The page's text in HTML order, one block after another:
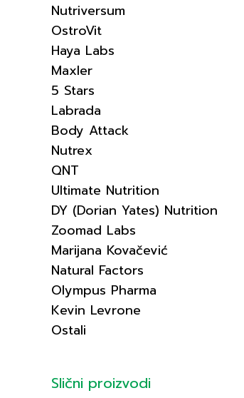
Nutriversum
OstroVit
Haya Labs
Maxler
5 Stars
Labrada
Body Attack
Nutrex
QNT
Ultimate Nutrition
DY (Dorian Yates) Nutrition
Zoomad Labs
Marijana Kovačević
Natural Factors
Olympus Pharma
Kevin Levrone
Ostali
Slični proizvodi